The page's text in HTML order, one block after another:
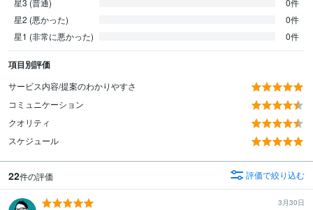
星3 (普通)
0件
星2 (悪かった)
0件
星1 (非常に悪かった)
0件
項目別評価
サービス内容/提案のわかりやすさ
コミュニケーション
クオリティ
スケジュール
22件の評価 評価で絞り込む
3月30日